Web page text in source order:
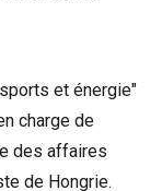
et énergie"
charge de
des affaires
de Hongrie.